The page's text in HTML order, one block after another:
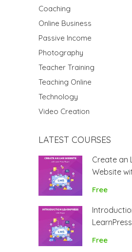
Coaching
Online Business
Passive Income
Photography
Teacher Training
Teaching Online
Technology
Video Creation
LATEST COURSES
Create an
Website
Free
Free